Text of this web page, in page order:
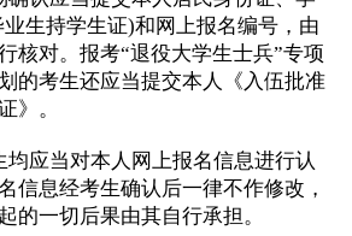
生持学生证)和网上报名编号，由
核对。报考“退役大学生士兵”专项
的考生还应当提交本人《入伍批准
》。
应当对本人网上报名信息进行认
信息经考生确认后一律不作修改，
的一切后果由其自行承担。